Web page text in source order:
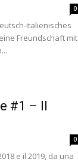
0
italienisches
Freundschaft mit
#1 – Il
0
e il 2019, da una